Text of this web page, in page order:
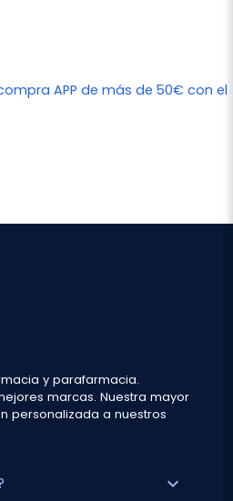
APP de más de 50€ con el
y parafarmacia.
marcas. Nuestra mayor
personalizada a nuestros
expand_more